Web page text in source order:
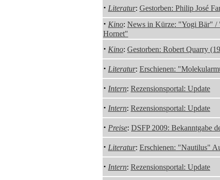
· Literatur: Gestorben: Philip José
· Kino: News in Kürze: "Yogi Bär" /
Hornet"
· Kino: Gestorben: Robert Quarry
· Literatur: Erschienen:
· Intern: Rezensionsportal: Update
· Intern: Rezensionsportal: Update
· Preise: DSFP 2009: Bekanntgabe
· Literatur: Erschienen: "Nautilus"
· Intern: Rezensionsportal: Update